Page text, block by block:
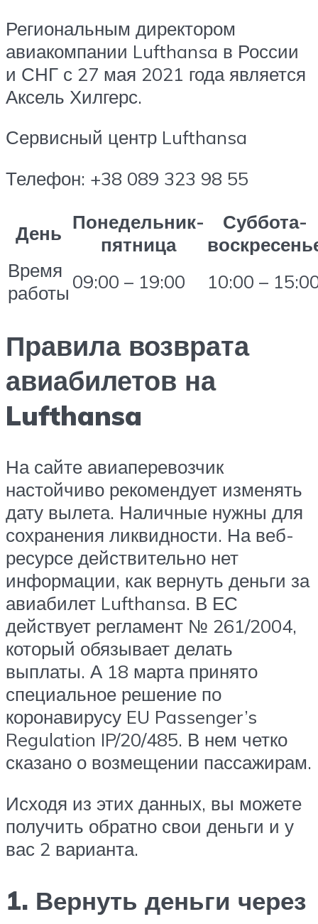
Региональным директором
авиакомпании Lufthansa в России
и СНГ с 27 мая 2021 года является
Аксель Хилгерс.
Сервисный центр Lufthansa
Телефон: +38 089 323 98 55
День Понедельник-
пятница
Суббота-
Время
работы 09:00 – 19:00 10:00 –
Правила возврата
авиабилетов на
Lufthansa
На сайте авиаперевозчик
настойчиво рекомендует изменять
дату вылета. Наличные нужны для
сохранения ликвидности. На веб-
ресурсе действительно нет
информации, как вернуть деньги за
авиабилет Lufthansa. В ЕС
действует регламент № 261/2004,
который обязывает делать
выплаты. А 18 марта принято
специальное решение по
коронавирусу EU Passenger’s
Regulation IP/20/485. В нем четко
сказано о возмещении пассажирам.
Исходя из этих данных, вы можете
получить обратно свои деньги и у
вас 2 варианта.
1. Вернуть деньги через